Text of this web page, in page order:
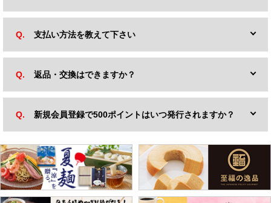
支払い方法を教えて下さい
返品・交換はできますか？
新規会員登録で500ポイントはいつ発行されますか？